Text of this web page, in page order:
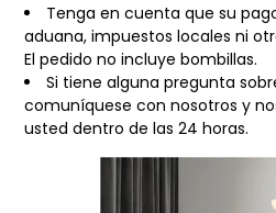
Tenga en cuenta que su
aduana, impuestos locales ni
El pedido no incluye bombillas.
Si tiene alguna pregunta
comuníquese con nosotros y
usted dentro de las 24 horas.